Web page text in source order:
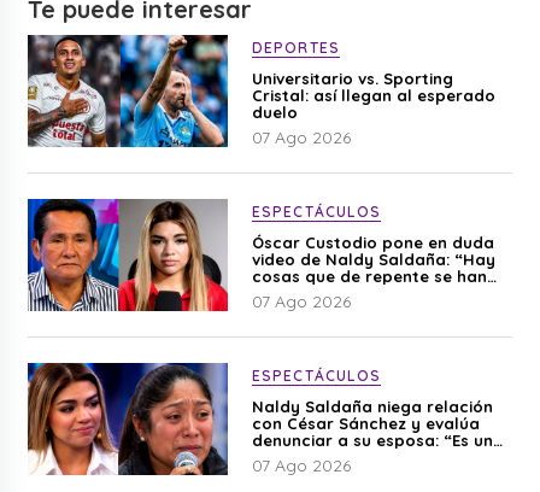
Te puede interesar
DEPORTES
Universitario vs. Sporting
Cristal: así llegan al esperado
duelo
07 Ago 2026
ESPECTÁCULOS
Óscar Custodio pone en duda
video de Naldy Saldaña: “Hay
cosas que de repente se han
editado”
07 Ago 2026
ESPECTÁCULOS
Naldy Saldaña niega relación
con César Sánchez y evalúa
denunciar a su esposa: “Es una
difamación”
07 Ago 2026